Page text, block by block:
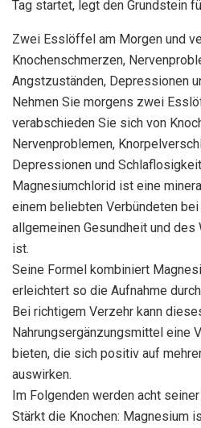
Tag startet, legt den Grundstein
Zwei Esslöffel am Morgen und
Knochenschmerzen,
Angstzuständen, Depressionen
Nehmen Sie morgens zwei
verabschieden Sie sich von
Nervenproblemen,
Depressionen und
Magnesiumchlorid ist eine
einem beliebten Verbündeten
allgemeinen Gesundheit und
ist.
Seine Formel kombiniert
erleichtert so die Aufnahme
Bei richtigem Verzehr kann
Nahrungsergänzungsmittel eine
bieten, die sich positiv auf
auswirken.
Im Folgenden werden acht
Stärkt die Knochen: Magnesium